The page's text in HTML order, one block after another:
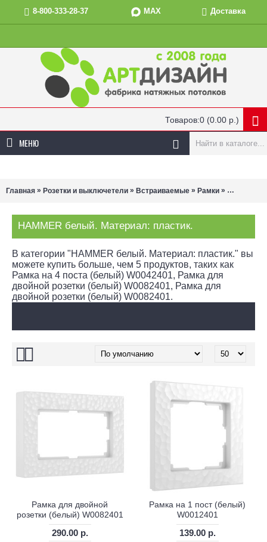
8-800-333-28-37 MAX Доставка
Товаров:0 (0.00 р.)
МЕНЮ
Главная » Розетки и выключетели » Встраиваемые » Рамки » HAMMER
HAMMER белый. Материал: пластик.
В категории "HAMMER белый. Материал: пластик." вы
можете купить больше, чем 5 продуктов, таких как
Рамка на 4 поста (белый) W0042401, Рамка для
двойной розетки (белый) W0082401, Рамка для
двойной розетки (белый) W0082401.
Рамка для двойной
розетки (белый) W0082401
290.00 р.
Рамка на 1 пост (белый)
W0012401
139.00 р.